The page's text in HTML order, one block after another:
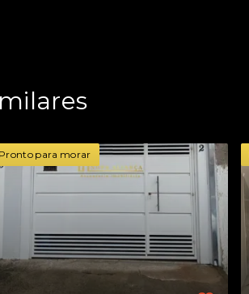
Pronto para morar